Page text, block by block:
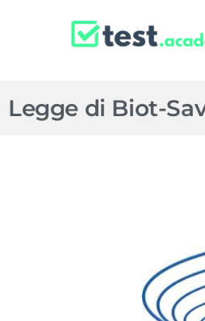
Legge di Biot-